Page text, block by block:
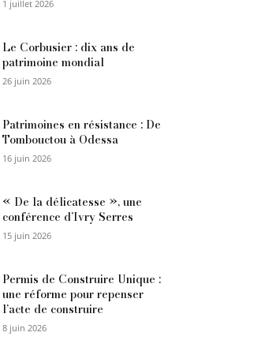
1 juillet 2026
Le Corbusier : dix ans de
patrimoine mondial
26 juin 2026
Patrimoines en résistance : De
Tombouctou à Odessa
16 juin 2026
« De la délicatesse », une
conférence d’Ivry Serres
15 juin 2026
Permis de Construire Unique :
une réforme pour repenser
l’acte de construire
8 juin 2026